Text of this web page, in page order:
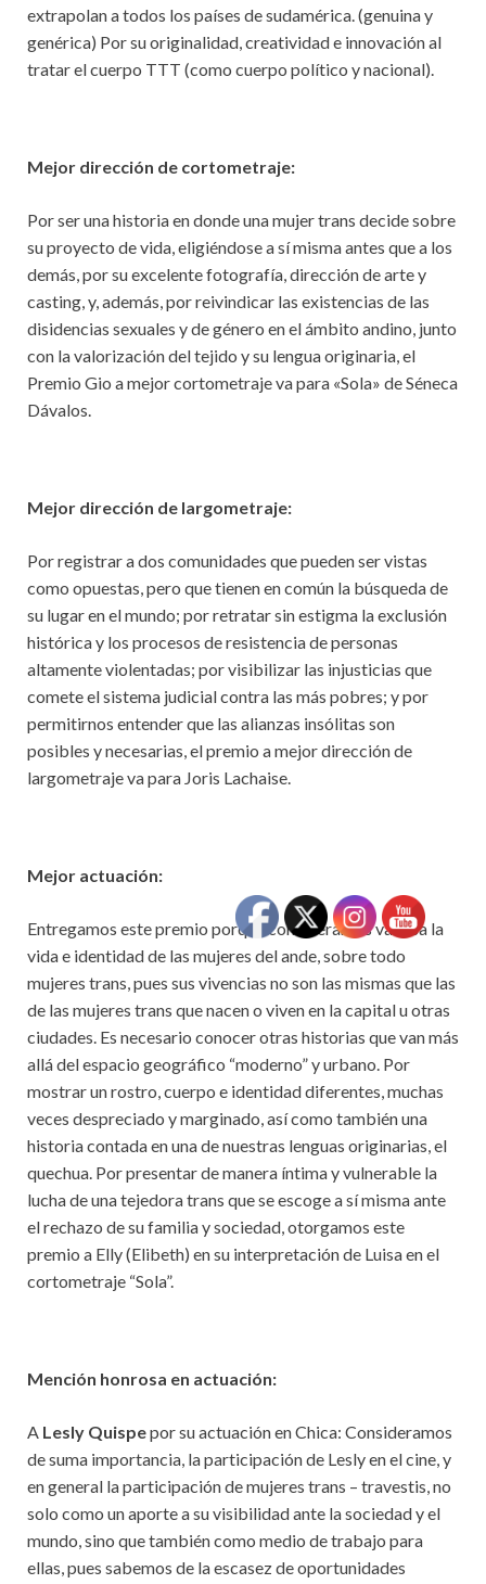
extrapolan a todos los países de sudamérica. (genuina y
genérica) Por su originalidad, creatividad e innovación al
tratar el cuerpo TTT (como cuerpo político y nacional).
Mejor dirección de cortometraje:
Por ser una historia en donde una mujer trans decide sobre
su proyecto de vida, eligiéndose a sí misma antes que a los
demás, por su excelente fotografía, dirección de arte y
casting, y, además, por reivindicar las existencias de las
disidencias sexuales y de género en el ámbito andino, junto
con la valorización del tejido y su lengua originaria, el
Premio Gio a mejor cortometraje va para «Sola» de Séneca
Dávalos.
Mejor dirección de largometraje:
Por registrar a dos comunidades que pueden ser vistas
como opuestas, pero que tienen en común la búsqueda de
su lugar en el mundo; por retratar sin estigma la exclusión
histórica y los procesos de resistencia de personas
altamente violentadas; por visibilizar las injusticias que
comete el sistema judicial contra las más pobres; y por
permitirnos entender que las alianzas insólitas son
posibles y necesarias, el premio a mejor dirección de
largometraje va para Joris Lachaise.
Mejor actuación:
Entregamos este premio porque consideramos valiosa la
vida e identidad de las mujeres del ande, sobre todo
mujeres trans, pues sus vivencias no son las mismas que las
de las mujeres trans que nacen o viven en la capital u otras
ciudades. Es necesario conocer otras historias que van más
allá del espacio geográfico “moderno” y urbano. Por
mostrar un rostro, cuerpo e identidad diferentes, muchas
veces despreciado y marginado, así como también una
historia contada en una de nuestras lenguas originarias, el
quechua. Por presentar de manera íntima y vulnerable la
lucha de una tejedora trans que se escoge a sí misma ante
el rechazo de su familia y sociedad, otorgamos este
premio a Elly (Elibeth) en su interpretación de Luisa en el
cortometraje “Sola”.
Mención honrosa en actuación:
A Lesly Quispepor su actuación en Chica: Consideramos
de suma importancia, la participación de Lesly en el cine, y
en general la participación de mujeres trans – travestis, no
solo como un aporte a su visibilidad ante la sociedad y el
mundo, sino que también como medio de trabajo para
ellas, pues sabemos de la escasez de oportunidades